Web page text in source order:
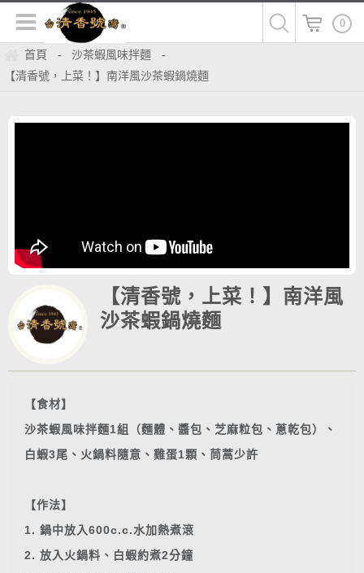
0
首頁 - 沙茶蝦風味拌麵 -
【清香號，上菜！】南洋風沙茶蝦鍋燒麵
【清香號，上菜！】南洋風
沙茶蝦鍋燒麵
【食材】
沙茶蝦風味拌麵1組（麵體、醬包、芝麻粒包、蔥乾包）、
白蝦3尾、火鍋料隨意、雞蛋1顆、茼蒿少許
【作法】
1. 鍋中放入600c.c.水加熱煮滾
2. 放入火鍋料、白蝦約煮2分鐘